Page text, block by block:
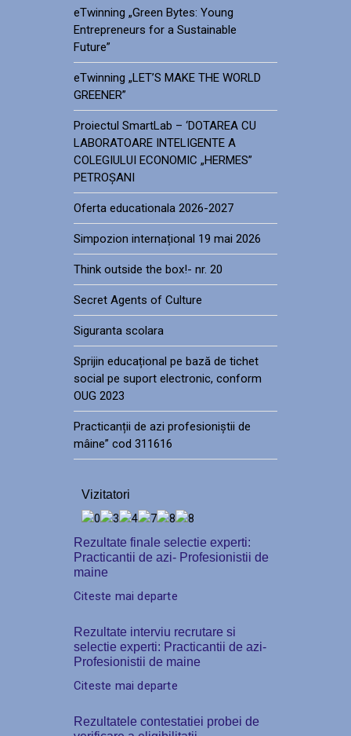
eTwinning „Green Bytes: Young
Entrepreneurs for a Sustainable
Future”
eTwinning „LET’S MAKE THE WORLD
GREENER”
Proiectul SmartLab – ‘DOTAREA CU
LABORATOARE INTELIGENTE A
COLEGIULUI ECONOMIC „HERMES”
PETROȘANI
Oferta educationala 2026-2027
Simpozion internațional 19 mai 2026
Think outside the box!- nr. 20
Secret Agents of Culture
Siguranta scolara
Sprijin educațional pe bază de tichet
social pe suport electronic, conform
OUG 2023
Practicanții de azi profesioniștii de
mâine” cod 311616
Vizitatori
Rezultate finale selectie experti:
Practicantii de azi- Profesionistii de
maine
Citeste mai departe
Rezultate interviu recrutare si
selectie experti: Practicantii de azi-
Profesionistii de maine
Citeste mai departe
Rezultatele contestatiei probei de